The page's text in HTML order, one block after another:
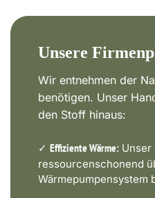
Unsere
Wir entnehmen der
benötigen. Unser
den Stoff hinaus:
✓ Effiziente Wärme: Unser
ressourcenschonend
Wärmepumpensystem